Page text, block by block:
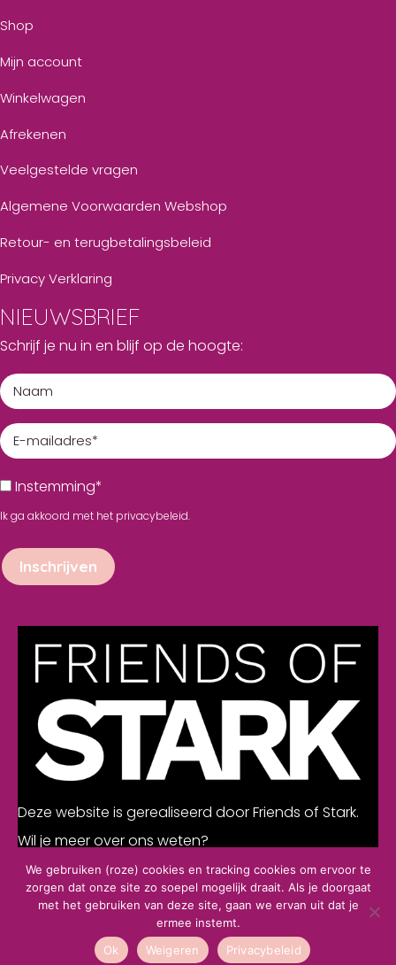
Shop
Mijn account
Winkelwagen
Afrekenen
Veelgestelde vragen
Algemene Voorwaarden Webshop
Retour- en terugbetalingsbeleid
Privacy Verklaring
NIEUWSBRIEF
Schrijf je nu in en blijf op de hoogte:
Instemming*
Ik ga akkoord met het privacybeleid.
Inschrijven
Deze website is gerealiseerd door Friends of Stark.
Wil je meer over ons weten?
Klik hier
© 2026 All the Cyber Ladies. All Rights Reserved.
We gebruiken (roze) cookies en tracking cookies om ervoor te
zorgen dat onze site zo soepel mogelijk draait. Als je doorgaat
met het gebruiken van deze site, gaan we ervan uit dat je
ermee instemt.
Ok
Weigeren Privacybeleid